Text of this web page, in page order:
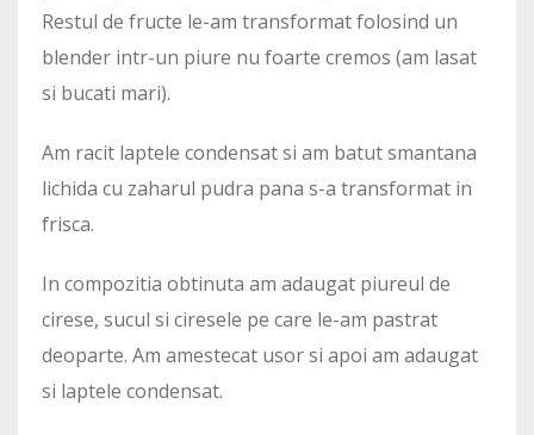
Restul de fructe le-am transformat folosind un
blender intr-un piure nu foarte cremos (am lasat
si bucati mari).
Am racit laptele condensat si am batut smantana
lichida cu zaharul pudra pana s-a transformat in
frisca.
In compozitia obtinuta am adaugat piureul de
cirese, sucul si ciresele pe care le-am pastrat
deoparte. Am amestecat usor si apoi am adaugat
si laptele condensat.